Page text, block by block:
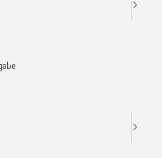
bluedesign – stock.adobe.com